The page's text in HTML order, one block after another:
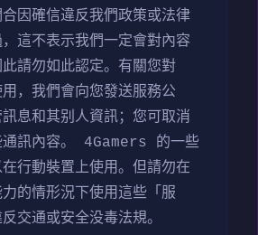
因確信違反我們政策或法律
這不表示我們一定會對內容
請勿如此認定。有關您對
用，我們會向您發送服務公
息和其别人資訊；您可取消
通訊內容。 4Gamers 的一些
在行動裝置上使用。但請勿在
的情形況下使用這些「服
交通或安全没毒法規。